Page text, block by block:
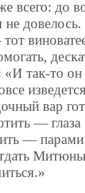
всего: до
довелось.
так-то он
вар
— глаза
—